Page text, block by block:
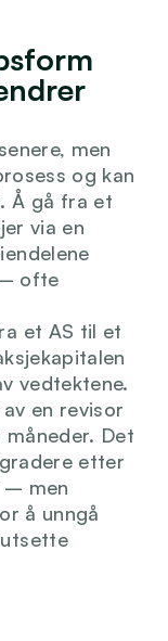
men
og kan
Å gå fra et
via en
ofte
et AS til et
vedtektene.
en revisor
Det
etter
– men
å unngå